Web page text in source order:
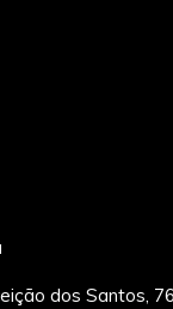
dos Santos,